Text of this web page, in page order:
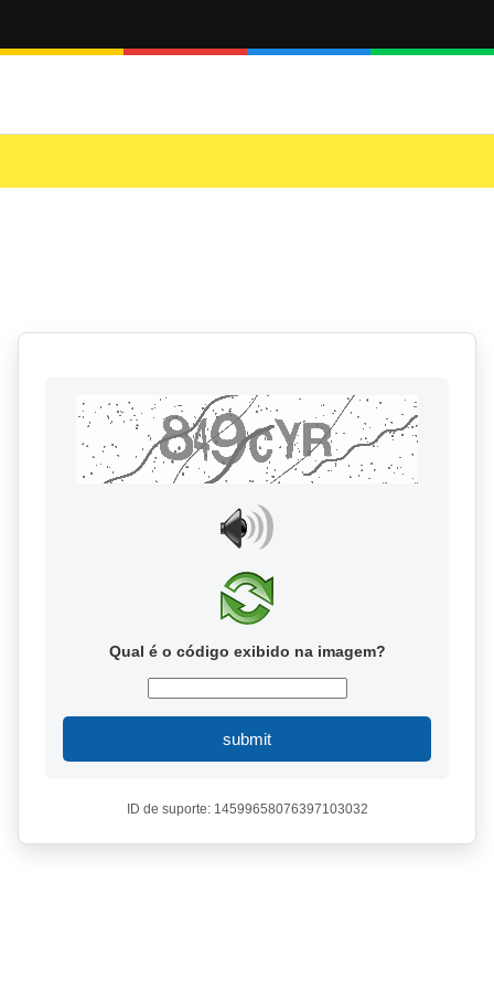
Qual é o código exibido na imagem?
submit
ID de suporte: 14599658076397103032